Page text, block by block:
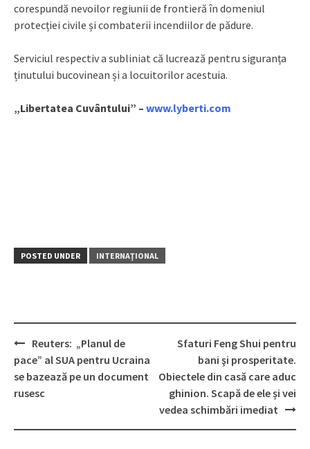
corespundă nevoilor regiunii de frontieră în domeniul
protecției civile și combaterii incendiilor de pădure.
Serviciul respectiv a subliniat că lucrează pentru siguranța
ținutului bucovinean și a locuitorilor acestuia.
„Libertatea Cuvântului” – www.lyberti.com
POSTED UNDER INTERNAŢIONAL
Post
navigation
Reuters: „Planul de
pace” al SUA pentru Ucraina
se bazează pe un document
rusesc
Sfaturi Feng Shui pentru
bani şi prosperitate.
Obiectele din casă care aduc
ghinion. Scapă de ele și vei
vedea schimbări imediat